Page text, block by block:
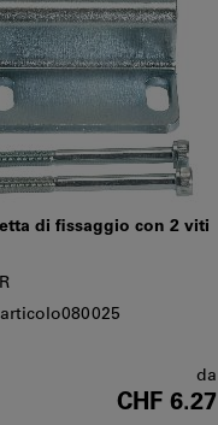
di fissaggio con 2 viti
da
CHF 6.27